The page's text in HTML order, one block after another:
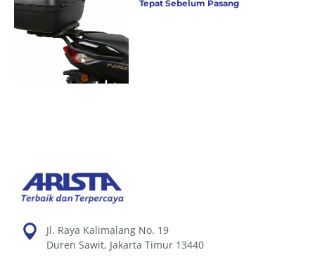
Tepat Sebelum Pasang
Jl. Raya Kalimalang No. 19
Duren Sawit, Jakarta Timur 13440